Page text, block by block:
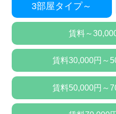
3部屋タイプ～
賃料～
賃料30,000円～
賃料50,000円～